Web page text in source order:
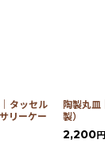
タッセル
リーケー
陶製丸
製）
2,200円